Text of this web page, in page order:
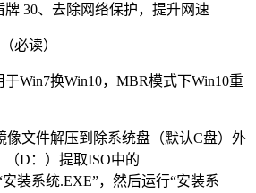
牌 30、去除网络保护，提升网速
必读）
Win7换Win10，MBR模式下Win10重
像文件解压到除系统盘（默认C盘）外
D：）提取ISO中的
装系统.EXE”，然后运行“安装系